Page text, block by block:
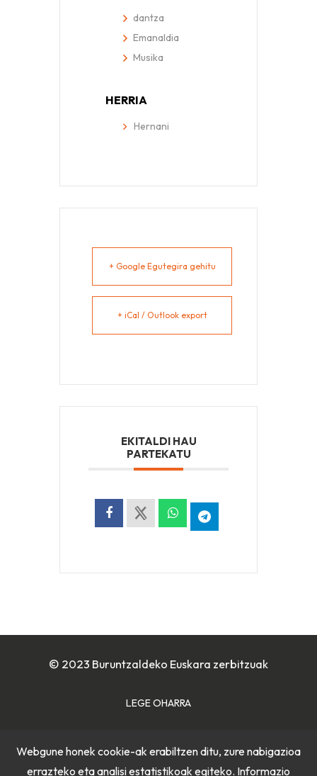
dantza
Emanaldia
Musika
HERRIA
Hernani
+ Google Egutegira gehitu
+ iCal / Outlook export
EKITALDI HAU
PARTEKATU
© 2023 Buruntzaldeko Euskara zerbitzuak
LEGE OHARRA
Webgune honek cookie-ak erabiltzen ditu, zure nabigazioa
errazteko eta analisi estatistikoak egiteko. Informazio